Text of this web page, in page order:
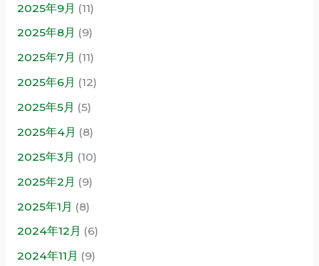
2025年9月 (11)
2025年8月 (9)
2025年7月 (11)
2025年6月 (12)
2025年5月 (5)
2025年4月 (8)
2025年3月 (10)
2025年2月 (9)
2025年1月 (8)
2024年12月 (6)
2024年11月 (9)